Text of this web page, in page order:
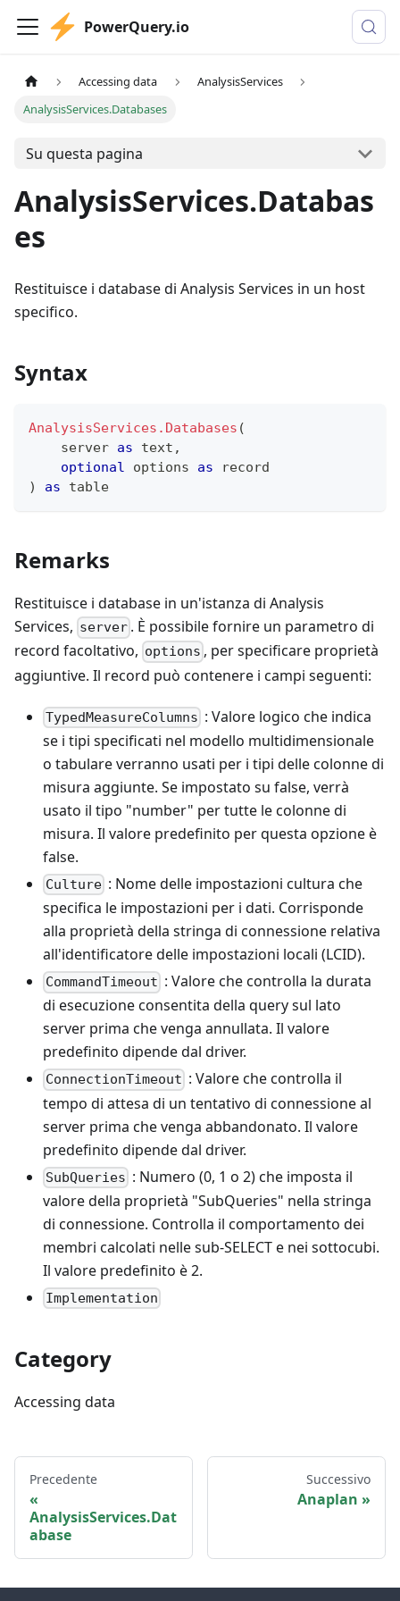
PowerQuery.io
Accessing data
AnalysisServices
AnalysisServices.Databases
Su questa pagina
AnalysisServices.Databas
es
Restituisce i database di Analysis Services in un host
specifico.
Syntax
AnalysisServices.Databases (
    server
as text ,
optional options as
record
)
as table
Remarks
Restituisce i database in un'istanza di Analysis
Services, server . È possibile fornire un parametro di
record facoltativo, options , per specificare proprietà
aggiuntive. Il record può contenere i campi seguenti:
TypedMeasureColumns : Valore logico che indica
se i tipi specificati nel modello multidimensionale
o tabulare verranno usati per i tipi delle colonne di
misura aggiunte. Se impostato su false, verrà
usato il tipo "number" per tutte le colonne di
misura. Il valore predefinito per questa opzione è
false.
Culture : Nome delle impostazioni cultura che
specifica le impostazioni per i dati. Corrisponde
alla proprietà della stringa di connessione relativa
all'identificatore delle impostazioni locali (LCID).
CommandTimeout : Valore che controlla la durata
di esecuzione consentita della query sul lato
server prima che venga annullata. Il valore
predefinito dipende dal driver.
ConnectionTimeout : Valore che controlla il
tempo di attesa di un tentativo di connessione al
server prima che venga abbandonato. Il valore
predefinito dipende dal driver.
SubQueries : Numero (0, 1 o 2) che imposta il
valore della proprietà "SubQueries" nella stringa
di connessione. Controlla il comportamento dei
membri calcolati nelle sub-SELECT e nei sottocubi.
Il valore predefinito è 2.
Implementation
Category
Accessing data
Precedente
AnalysisServices.Dat
abase
Successivo
Anaplan